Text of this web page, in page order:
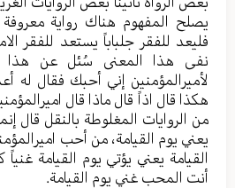
يصلح المفهوم هناك رواية
فليعد للفقر جلباباً يستعد للفقر
نفى هذا المعنى سُئل عن هذا
لأميرالمؤمنين إني أحبك فقال له
هكذا قال اذاً قال ماذا قال
من الروايات المغلوطة بالنقل قال
يعني يوم القيامة، من أحب
القيامة يعني يؤتي يوم القيامة
أنت المحب غني يوم القيامة.